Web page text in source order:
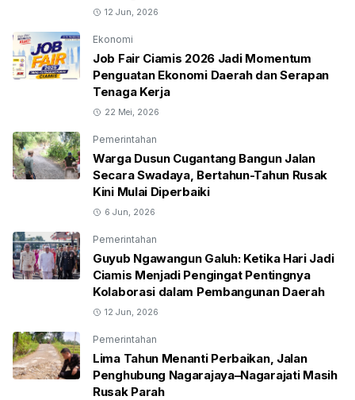
12 Jun, 2026
Ekonomi
Job Fair Ciamis 2026 Jadi Momentum
Penguatan Ekonomi Daerah dan Serapan
Tenaga Kerja
22 Mei, 2026
Pemerintahan
Warga Dusun Cugantang Bangun Jalan
Secara Swadaya, Bertahun-Tahun Rusak
Kini Mulai Diperbaiki
6 Jun, 2026
Pemerintahan
Guyub Ngawangun Galuh: Ketika Hari Jadi
Ciamis Menjadi Pengingat Pentingnya
Kolaborasi dalam Pembangunan Daerah
12 Jun, 2026
Pemerintahan
Lima Tahun Menanti Perbaikan, Jalan
Penghubung Nagarajaya–Nagarajati Masih
Rusak Parah